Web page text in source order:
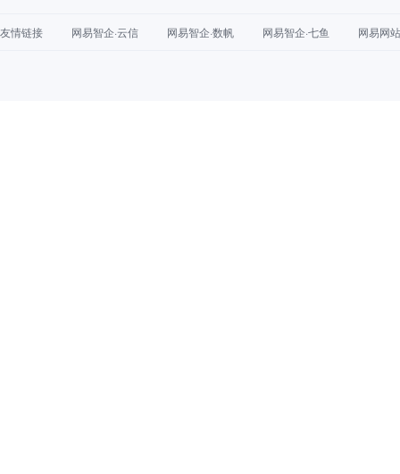
友情链接 网易智企·云信 网易智企·数帆 网易智企·七鱼 网易网